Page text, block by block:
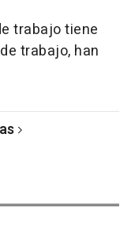
trabajo tiene
trabajo, han